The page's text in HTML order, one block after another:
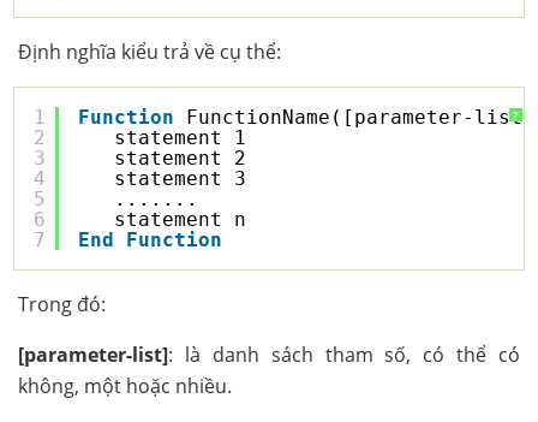
Định nghĩa kiểu trả về cụ thể:
?
1
2
3
4
5
6
7
Function
FunctionName([parameter-
statement 1
statement 2
statement 3
.......
statement n
End
Function
Trong đó:
[parameter-list]: là danh sách tham số, có thể có
không, một hoặc nhiều.